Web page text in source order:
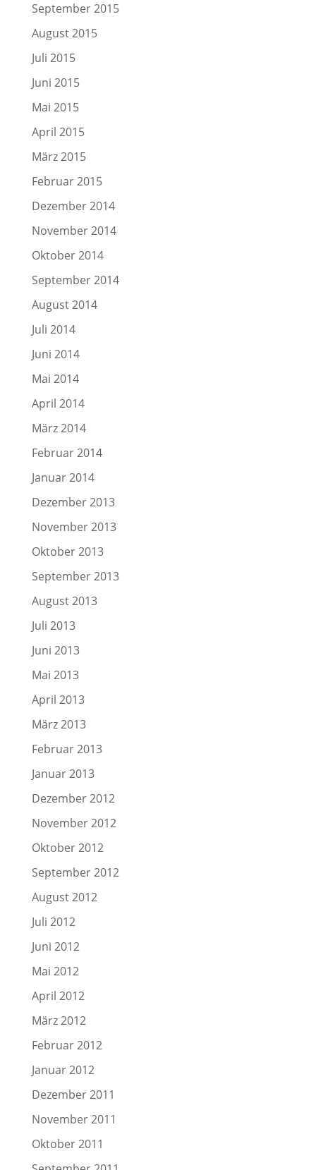
September 2015
August 2015
Juli 2015
Juni 2015
Mai 2015
April 2015
März 2015
Februar 2015
Dezember 2014
November 2014
Oktober 2014
September 2014
August 2014
Juli 2014
Juni 2014
Mai 2014
April 2014
März 2014
Februar 2014
Januar 2014
Dezember 2013
November 2013
Oktober 2013
September 2013
August 2013
Juli 2013
Juni 2013
Mai 2013
April 2013
März 2013
Februar 2013
Januar 2013
Dezember 2012
November 2012
Oktober 2012
September 2012
August 2012
Juli 2012
Juni 2012
Mai 2012
April 2012
März 2012
Februar 2012
Januar 2012
Dezember 2011
November 2011
Oktober 2011